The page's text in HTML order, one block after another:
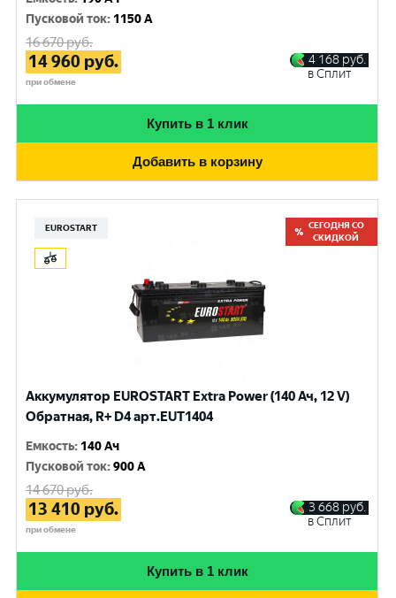
Пусковой ток: 1150 A
16 670руб.
14 960 руб.
при обмене
4 168 руб.
в Сплит
Купить в 1 клик
Добавить в корзину
EUROSTART
СЕГОДНЯ СО
СКИДКОЙ
Аккумулятор EUROSTART Extra Power (140 Ач, 12 V)
Обратная, R+ D4 арт.EUT1404
Емкость: 140 Ач
Пусковой ток:900 A
14 670руб.
13 410 руб.
при обмене
3 668 руб.
в Сплит
Купить в 1 клик